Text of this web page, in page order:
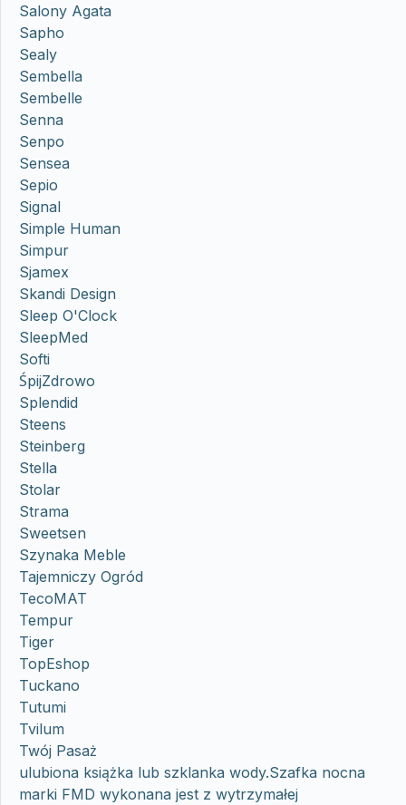
Salony Agata
Sapho
Sealy
Sembella
Sembelle
Senna
Senpo
Sensea
Sepio
Signal
Simple Human
Simpur
Sjamex
Skandi Design
Sleep O'Clock
SleepMed
Softi
ŚpijZdrowo
Splendid
Steens
Steinberg
Stella
Stolar
Strama
Sweetsen
Szynaka Meble
Tajemniczy Ogród
TecoMAT
Tempur
Tiger
TopEshop
Tuckano
Tutumi
Tvilum
Twój Pasaż
ulubiona książka lub szklanka wody.Szafka nocna
marki FMD wykonana jest z wytrzymałej